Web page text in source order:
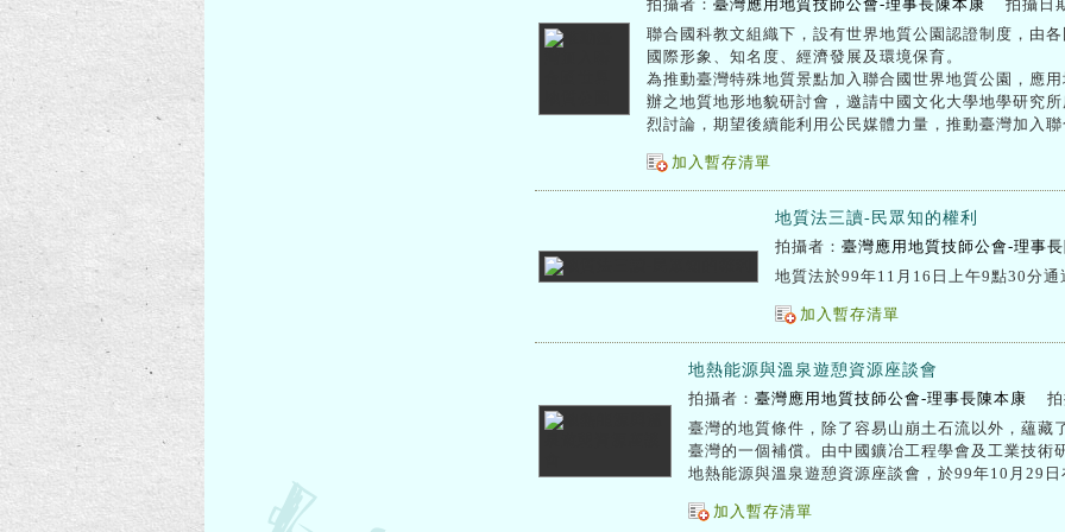
拍攝者： 臺灣應用地質技師公會-理事長陳本康
拍攝日
聯合國科教文組織下，設有世界地質公園認證制度，由
國際形象、知名度、經濟發展及環境保育。
為推動臺灣特殊地質景點加入聯合國世界地質公園，應
辦之地質地形地貌研討會，邀請中國文化大學地學研究
烈討論，期望後續能利用公民媒體力量，推動臺灣加入
加入暫存清單
地質法三讀-民眾知的權利
拍攝者： 臺灣應用地質技師公會-理事
地質法於99年11月16日上午9點30分通
加入暫存清單
地熱能源與溫泉遊憩資源座談會
拍攝者： 臺灣應用地質技師公會-理事長陳本康
臺灣的地質條件，除了容易山崩土石流以外，蘊藏
臺灣的一個補償。由中國鑛冶工程學會及工業技術
地熱能源與溫泉遊憩資源座談會，於99年10月29
加入暫存清單